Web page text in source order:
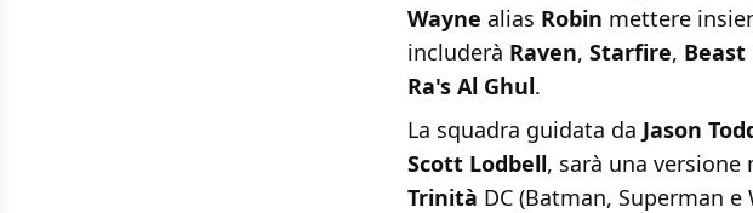
Wayne alias Robin mettere
includerà Raven, Starfire, Beast
Ra's Al Ghul.
La squadra guidata da Jason
Scott Lodbell, sarà una
Trinità DC (Batman, Superman